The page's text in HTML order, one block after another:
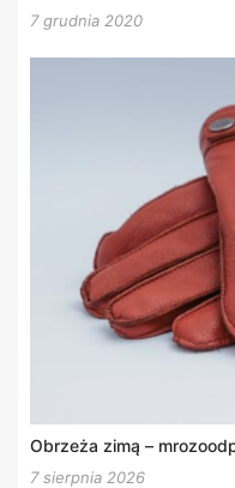
7 grudnia 2020
Obrzeża zimą –
7 sierpnia 2026